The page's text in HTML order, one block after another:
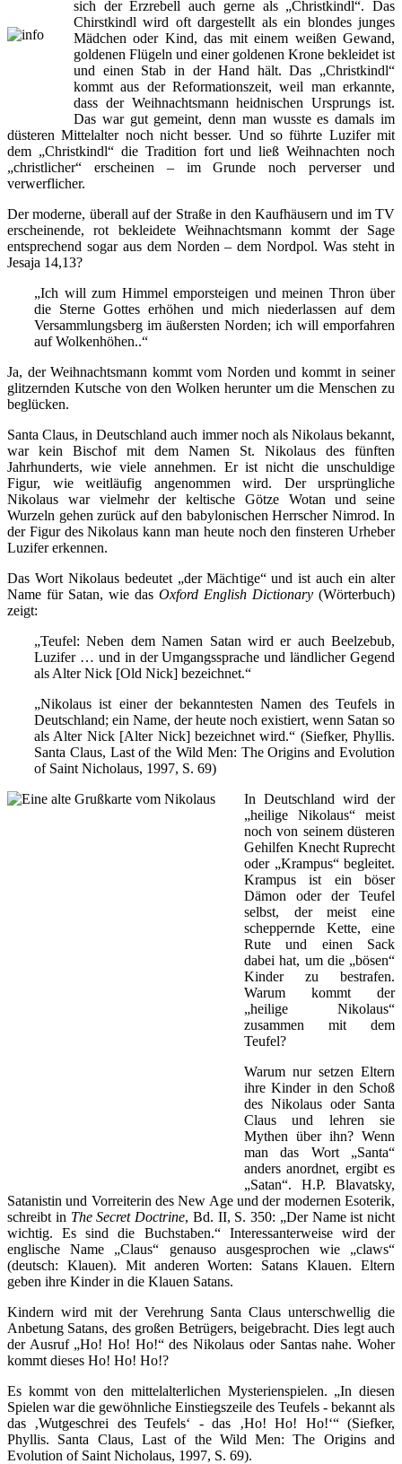
sich der Erzrebell auch gerne als „Christkindl“. Das
Chirstkindl wird oft dargestellt als ein blondes junges
Mädchen oder Kind, das mit einem weißen Gewand,
goldenen Flügeln und einer goldenen Krone bekleidet ist
und einen Stab in der Hand hält. Das „Christkindl“
kommt aus der Reformationszeit, weil man erkannte,
dass der Weihnachtsmann heidnischen Ursprungs ist.
Das war gut gemeint, denn man wusste es damals im
düsteren Mittelalter noch nicht besser. Und so führte Luzifer mit
dem „Christkindl“ die Tradition fort und ließ Weihnachten noch
„christlicher“ erscheinen – im Grunde noch perverser und
verwerflicher.
Der moderne, überall auf der Straße in den Kaufhäusern und im TV
erscheinende, rot bekleidete Weihnachtsmann kommt der Sage
entsprechend sogar aus dem Norden – dem Nordpol. Was steht in
Jesaja 14,13?
„Ich will zum Himmel emporsteigen und meinen Thron über
die Sterne Gottes erhöhen und mich niederlassen auf dem
Versammlungsberg im äußersten Norden; ich will emporfahren
auf Wolkenhöhen..“
Ja, der Weihnachtsmann kommt vom Norden und kommt in seiner
glitzernden Kutsche von den Wolken herunter um die Menschen zu
beglücken.
Santa Claus, in Deutschland auch immer noch als Nikolaus bekannt,
war kein Bischof mit dem Namen St. Nikolaus des fünften
Jahrhunderts, wie viele annehmen. Er ist nicht die unschuldige
Figur, wie weitläufig angenommen wird. Der ursprüngliche
Nikolaus war vielmehr der keltische Götze Wotan und seine
Wurzeln gehen zurück auf den babylonischen Herrscher Nimrod. In
der Figur des Nikolaus kann man heute noch den finsteren Urheber
Luzifer erkennen.
Das Wort Nikolaus bedeutet „der Mächtige“ und ist auch ein alter
Name für Satan, wie das Oxford English Dictionary (Wörterbuch)
zeigt:
„Teufel: Neben dem Namen Satan wird er auch Beelzebub,
Luzifer … und in der Umgangssprache und ländlicher Gegend
als Alter Nick [Old Nick] bezeichnet.“
„Nikolaus ist einer der bekanntesten Namen des Teufels in
Deutschland; ein Name, der heute noch existiert, wenn Satan so
als Alter Nick [Alter Nick] bezeichnet wird.“ (Siefker, Phyllis.
Santa Claus, Last of the Wild Men: The Origins and Evolution
of Saint Nicholaus, 1997, S. 69)
In Deutschland wird der
„heilige Nikolaus“ meist
noch von seinem düsteren
Gehilfen Knecht Ruprecht
oder „Krampus“ begleitet.
Krampus ist ein böser
Dämon oder der Teufel
selbst, der meist eine
scheppernde Kette, eine
Rute und einen Sack
dabei hat, um die „bösen“
Kinder zu bestrafen.
Warum kommt der
„heilige Nikolaus“
zusammen mit dem
Teufel?
Warum nur setzen Eltern
ihre Kinder in den Schoß
des Nikolaus oder Santa
Claus und lehren sie
Mythen über ihn? Wenn
man das Wort „Santa“
anders anordnet, ergibt es
„Satan“. H.P. Blavatsky,
Satanistin und Vorreiterin des New Age und der modernen Esoterik,
schreibt in The Secret Doctrine, Bd. II, S. 350: „Der Name ist nicht
wichtig. Es sind die Buchstaben.“ Interessanterweise wird der
englische Name „Claus“ genauso ausgesprochen wie „claws“
(deutsch: Klauen). Mit anderen Worten: Satans Klauen. Eltern
geben ihre Kinder in die Klauen Satans.
Kindern wird mit der Verehrung Santa Claus unterschwellig die
Anbetung Satans, des großen Betrügers, beigebracht. Dies legt auch
der Ausruf „Ho! Ho! Ho!“ des Nikolaus oder Santas nahe. Woher
kommt dieses Ho! Ho! Ho!?
Es kommt von den mittelalterlichen Mysterienspielen. „In diesen
Spielen war die gewöhnliche Einstiegszeile des Teufels - bekannt als
das ‚Wutgeschrei des Teufels‘ - das ‚Ho! Ho! Ho!‘“ (Siefker,
Phyllis. Santa Claus, Last of the Wild Men: The Origins and
Evolution of Saint Nicholaus, 1997, S. 69).